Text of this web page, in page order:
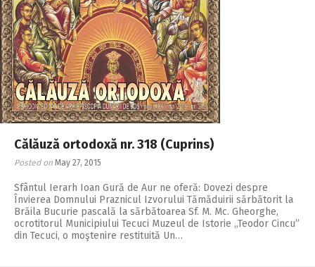
2016
2015
2014
2013
2012
2011
2009
Călăuză ortodoxă nr. 318 (Cuprins)
Posted on May 27, 2015
Sfântul Ierarh Ioan Gură de Aur ne oferă: Dovezi despre
Învierea Domnului Praznicul Izvorului Tămăduirii sărbătorit la
Brăila Bucurie pascală la sărbătoarea Sf. M. Mc. Gheorghe,
ocrotitorul Municipiului Tecuci Muzeul de Istorie ,,Teodor Cincu”
din Tecuci, o moştenire restituită Un…